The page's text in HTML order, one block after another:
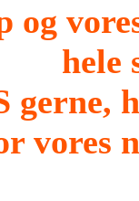
og
hele
gerne,
vores